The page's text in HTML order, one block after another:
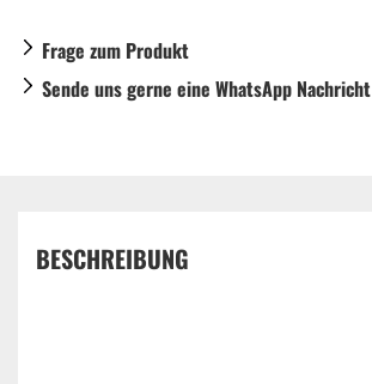
Frage zum Produkt
Sende uns gerne eine WhatsApp Nachricht
BESCHREIBUNG